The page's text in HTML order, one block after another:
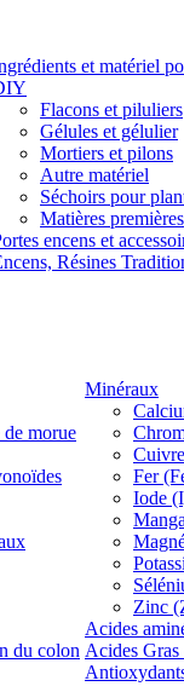
et matériel
Flacons et piluliers
Gélules et gélulier
Mortiers et pilons
Autre matériel
Séchoirs pour
Matières premières
encens et
Résines
morue
du colon
Minéraux
Fer
Iode
Zinc
Acides
Acides Gras